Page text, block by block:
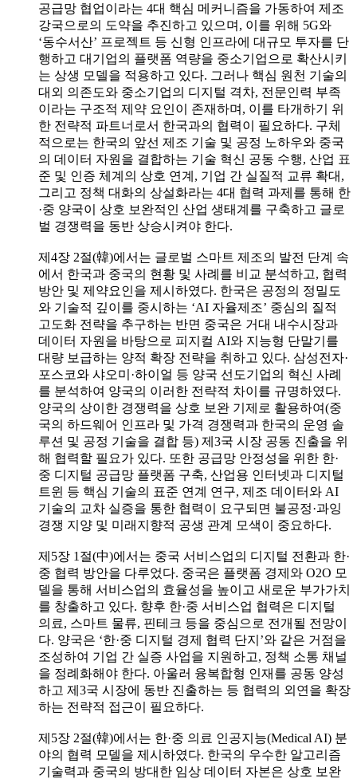
공급망 협업이라는 4대 핵심 메커니즘을 가동하여 제조
강국으로의 도약을 추진하고 있으며, 이를 위해 5G와
‘동수서산’ 프로젝트 등 신형 인프라에 대규모 투자를 단
행하고 대기업의 플랫폼 역량을 중소기업으로 확산시키
는 상생 모델을 적용하고 있다. 그러나 핵심 원천 기술의
대외 의존도와 중소기업의 디지털 격차, 전문인력 부족
이라는 구조적 제약 요인이 존재하며, 이를 타개하기 위
한 전략적 파트너로서 한국과의 협력이 필요하다. 구체
적으로는 한국의 앞선 제조 기술 및 공정 노하우와 중국
의 데이터 자원을 결합하는 기술 혁신 공동 수행, 산업 표
준 및 인증 체계의 상호 연계, 기업 간 실질적 교류 확대,
그리고 정책 대화의 상설화라는 4대 협력 과제를 통해 한
·중 양국이 상호 보완적인 산업 생태계를 구축하고 글로
벌 경쟁력을 동반 상승시켜야 한다.
제4장 2절(韓)에서는 글로벌 스마트 제조의 발전 단계 속
에서 한국과 중국의 현황 및 사례를 비교 분석하고, 협력
방안 및 제약요인을 제시하였다. 한국은 공정의 정밀도
와 기술적 깊이를 중시하는 ‘AI 자율제조’ 중심의 질적
고도화 전략을 추구하는 반면 중국은 거대 내수시장과
데이터 자원을 바탕으로 피지컬 AI와 지능형 단말기를
대량 보급하는 양적 확장 전략을 취하고 있다. 삼성전자·
포스코와 샤오미·하이얼 등 양국 선도기업의 혁신 사례
를 분석하여 양국의 이러한 전략적 차이를 규명하였다.
양국의 상이한 경쟁력을 상호 보완 기제로 활용하여(중
국의 하드웨어 인프라 및 가격 경쟁력과 한국의 운영 솔
루션 및 공정 기술을 결합 등) 제3국 시장 공동 진출을 위
해 협력할 필요가 있다. 또한 공급망 안정성을 위한 한·
중 디지털 공급망 플랫폼 구축, 산업용 인터넷과 디지털
트윈 등 핵심 기술의 표준 연계 연구, 제조 데이터와 AI
기술의 교차 실증을 통한 협력이 요구되면 불공정·과잉
경쟁 지양 및 미래지향적 공생 관계 모색이 중요하다.
제5장 1절(中)에서는 중국 서비스업의 디지털 전환과 한·
중 협력 방안을 다루었다. 중국은 플랫폼 경제와 O2O 모
델을 통해 서비스업의 효율성을 높이고 새로운 부가가치
를 창출하고 있다. 향후 한·중 서비스업 협력은 디지털
의료, 스마트 물류, 핀테크 등을 중심으로 전개될 전망이
다. 양국은 ‘한·중 디지털 경제 협력 단지’와 같은 거점을
조성하여 기업 간 실증 사업을 지원하고, 정책 소통 채널
을 정례화해야 한다. 아울러 융복합형 인재를 공동 양성
하고 제3국 시장에 동반 진출하는 등 협력의 외연을 확장
하는 전략적 접근이 필요하다.
제5장 2절(韓)에서는 한·중 의료 인공지능(Medical AI) 분
야의 협력 모델을 제시하였다. 한국의 우수한 알고리즘
기술력과 중국의 방대한 임상 데이터 자본은 상호 보완